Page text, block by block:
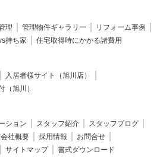
理 管理物件ギャラリー
リフォーム事例
持ち家 住宅取得時にかかる諸費用
入居者様サイト（旭川店）
（旭川）
ション スタッフ紹介
スタッフブログ
会社概要 採用情報
お問合せ
サイトマップ 書式ダウンロード